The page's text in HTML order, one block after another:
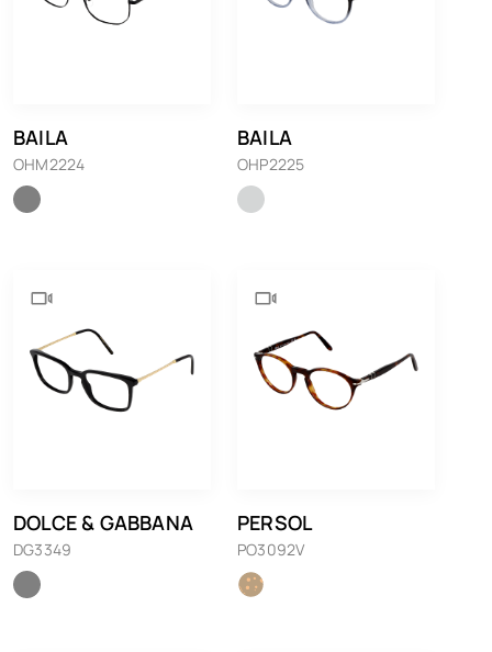
BAILA
OHM2224
BAILA
OHP2225
DOLCE & GABBANA
DG3349
PERSOL
PO3092V